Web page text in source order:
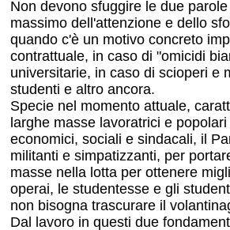
Non devono sfuggire le due
massimo dell'attenzione e dello
quando c'è un motivo concreto
contrattuale, in caso di "omicidi
universitarie, in caso di scioperi e
studenti e altro ancora.
Specie nel momento attuale,
larghe masse lavoratrici e
economici, sociali e sindacali, il
militanti e simpatizzanti, per
masse nella lotta per ottenere
operai, le studentesse e gli
non bisogna trascurare il
Dal lavoro in questi due